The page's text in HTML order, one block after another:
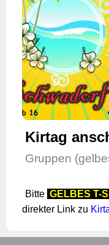
Kirtag
Gruppen
Bitte GELBES T-
direkter Link zu